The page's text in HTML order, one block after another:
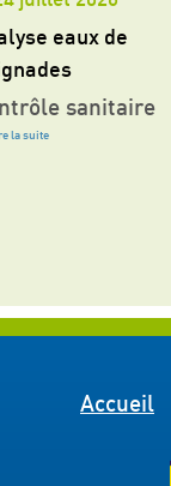
eaux de
sanitaire
la suite
Accueil